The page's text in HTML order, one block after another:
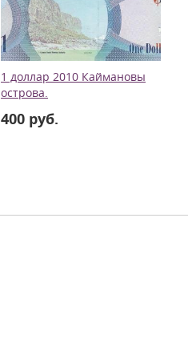
1 доллар 2010 Каймановы
острова.
400 руб.